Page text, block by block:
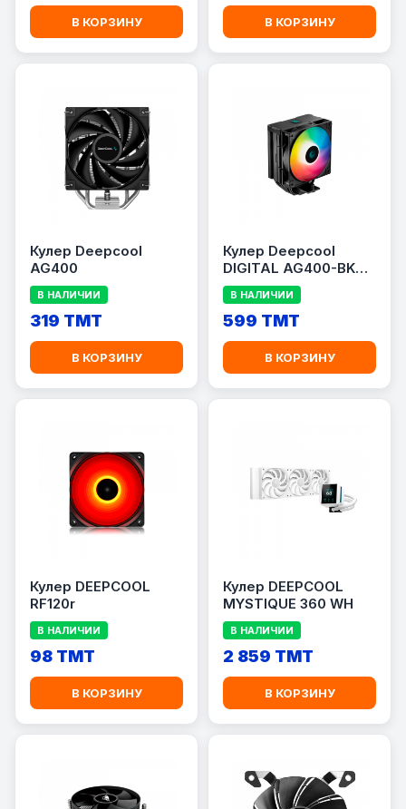
В КОРЗИНУ В КОРЗИНУ
Кулер Deepcool
AG400
В НАЛИЧИИ
319 TMT
В КОРЗИНУ
Кулер Deepcool
DIGITAL AG400-BK
ARGB 220W
В НАЛИЧИИ
599 TMT
В КОРЗИНУ
Кулер DEEPCOOL
RF120r
В НАЛИЧИИ
98 TMT
В КОРЗИНУ
Кулер DEEPCOOL
MYSTIQUE 360 WH
В НАЛИЧИИ
2 859 TMT
В КОРЗИНУ